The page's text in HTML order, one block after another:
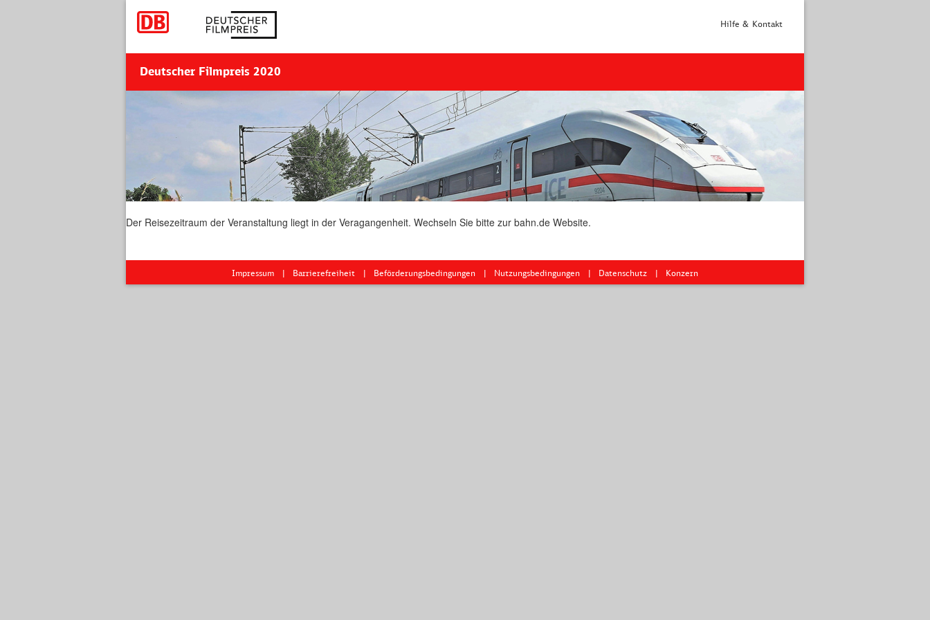
Hilfe & Kontakt
Deutscher Filmpreis 2020
Der Reisezeitraum der Veranstaltung liegt in der Veragangenheit. Wechseln Sie bitte zur bahn.de Website.
Impressum Barrierefreiheit Beförderungsbedingungen Nutzungsbedingungen Datenschutz Konzern